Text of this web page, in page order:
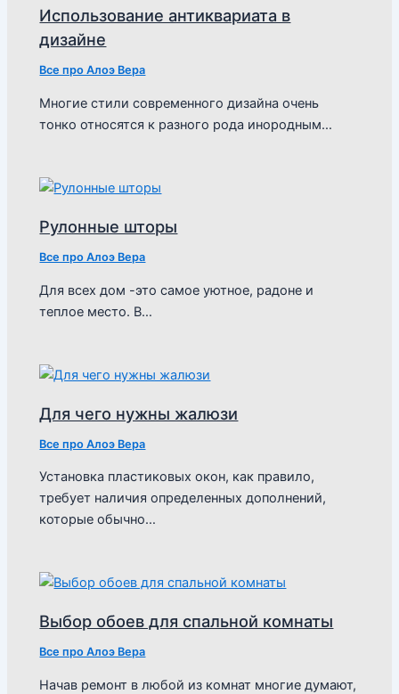
Использование антиквариата в
дизайне
Все про Алоэ Вера
Многие стили современного дизайна очень
тонко относятся к разного рода инородным…
Рулонные шторы
Все про Алоэ Вера
Для всех дом -это самое уютное, радоне и
теплое место. В…
Для чего нужны жалюзи
Все про Алоэ Вера
Установка пластиковых окон, как правило,
требует наличия определенных дополнений,
которые обычно…
Выбор обоев для спальной комнаты
Все про Алоэ Вера
Начав ремонт в любой из комнат многие думают,